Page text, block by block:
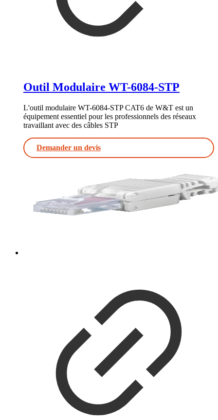
Outil Modulaire WT-6084-STP
L'outil modulaire WT-6084-STP CAT6 de W&T est un
équipement essentiel pour les professionnels des réseaux
travaillant avec des câbles STP
Demander un devis